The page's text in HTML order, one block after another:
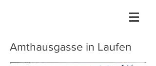
Amthausgasse in Laufen